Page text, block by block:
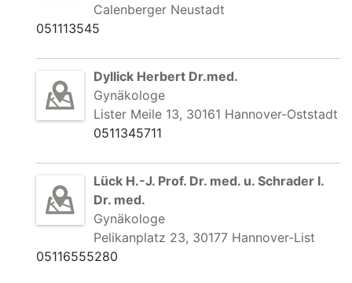
Calenberger Neustadt
051113545
Dyllick Herbert Dr.med.
Gynäkologe
Lister Meile 13, 30161 Hannover-Oststadt
0511345711
Lück H.-J. Prof. Dr. med. u. Schrader I.
Dr. med.
Gynäkologe
Pelikanplatz 23, 30177 Hannover-List
05116555280